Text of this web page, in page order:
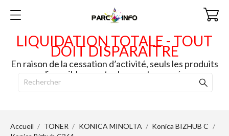
LIQUIDATION TOTALE - TOUT
DOIT DISPARAITRE
En raison de la cessation d’activité, seuls les produits
disponibles en stock seront envoyés.
Accueil TONER KONICA MINOLTA
Konica BIZHUB C